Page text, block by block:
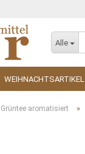
Alle
WEIHNACHTSARTIKEL
Grüntee aromatisiert »